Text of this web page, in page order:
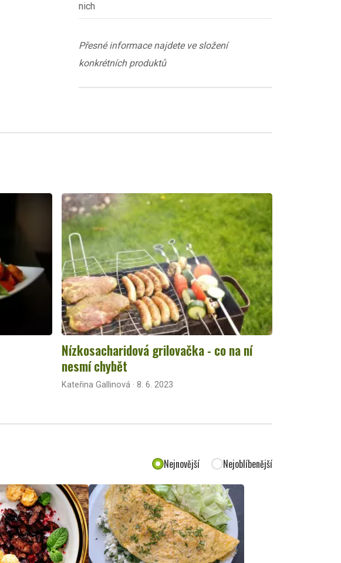
nich
Přesné informace najdete ve složení
konkrétních produktů
Nízkosacharidová grilovačka - co na ní
nesmí chybět
Kateřina Gallinová · 8. 6. 2023
Nejnovější Nejoblíbenější